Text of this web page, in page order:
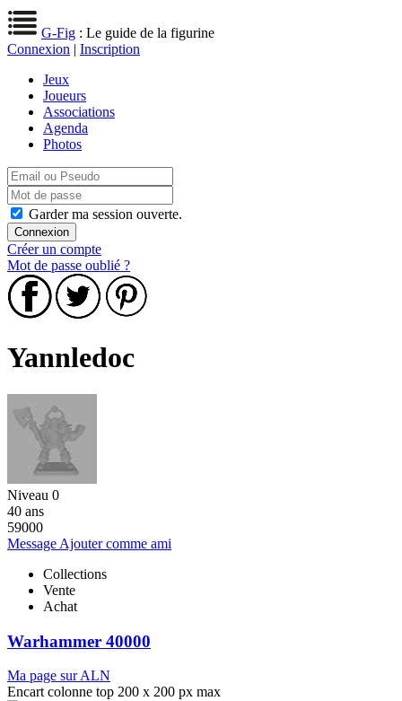
G-Fig : Le guide de la figurine
Connexion | Inscription
Jeux
Joueurs
Associations
Agenda
Photos
Garder ma session ouverte.
Créer un compte
Mot de passe oublié ?
Yannledoc
Niveau 0
40 ans
59000
Message Ajouter comme ami
Collections
Vente
Achat
Warhammer 40000
Ma page sur ALN
Encart colonne top 200 x 200 px max